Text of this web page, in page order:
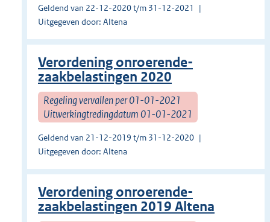
Geldend van 22-12-2020 t/m 31-12-2021
Uitgegeven door: Altena
Verordening onroerende-
zaakbelastingen 2020
Regeling vervallen per 01-01-2021
Uitwerkingtredingdatum 01-01-2021
Geldend van 21-12-2019 t/m 31-12-2020
Uitgegeven door: Altena
Verordening onroerende-
zaakbelastingen 2019 Altena